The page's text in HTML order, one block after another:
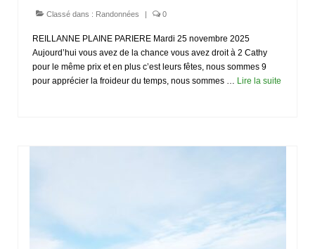
Classé dans : Randonnées | 0
REILLANNE PLAINE PARIERE Mardi 25 novembre 2025
Aujourd’hui vous avez de la chance vous avez droit à 2 Cathy
pour le même prix et en plus c’est leurs fêtes, nous sommes 9
pour apprécier la froideur du temps, nous sommes … Lire la suite­­